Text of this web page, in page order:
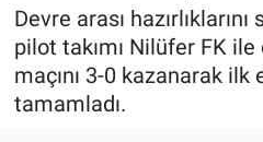
Devre arası
pilot takımı Nilüfer FK ile
maçını 3-0 kazanarak ilk
tamamladı.